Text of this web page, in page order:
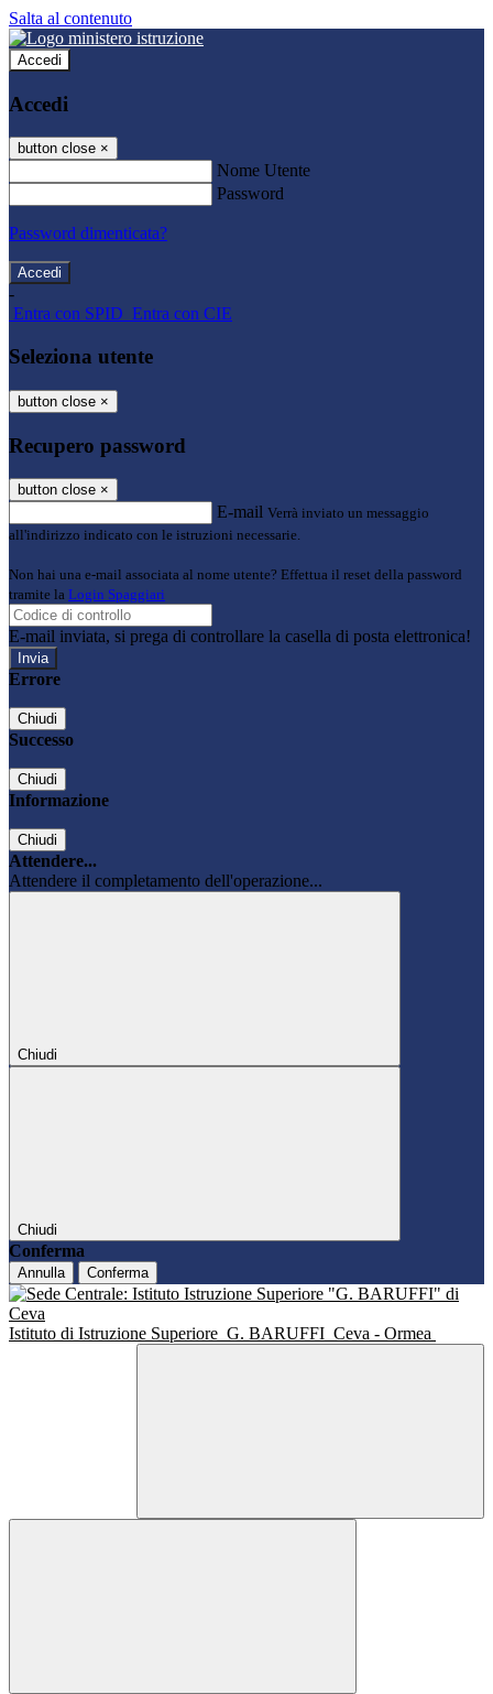
Salta al contenuto
Accedi
Accedi
button close ×
Nome Utente
Password
Password dimenticata?
-
Entra con SPID Entra con CIE
Seleziona utente
button close ×
Recupero password
button close ×
E-mail Verrà inviato un messaggio
all'indirizzo indicato con le istruzioni necessarie.
Non hai una e-mail associata al nome utente? Effettua il reset della password
tramite la Login Spaggiari
E-mail inviata, si prega di controllare la casella di posta elettronica!
Errore
Chiudi
Successo
Chiudi
Informazione
Chiudi
Attendere...
Attendere il completamento dell'operazione...
Chiudi
Chiudi
Conferma
Annulla Conferma
Istituto di Istruzione Superiore G. BARUFFI Ceva - Ormea